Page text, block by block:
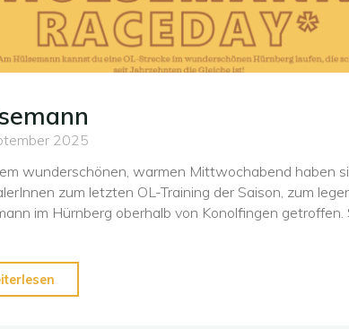
2025
wunderschönen, warmen Mittwochabend haben
zum letzten OL-Training der Saison, zum
im Hürnberg oberhalb von Konolfingen getroffen.